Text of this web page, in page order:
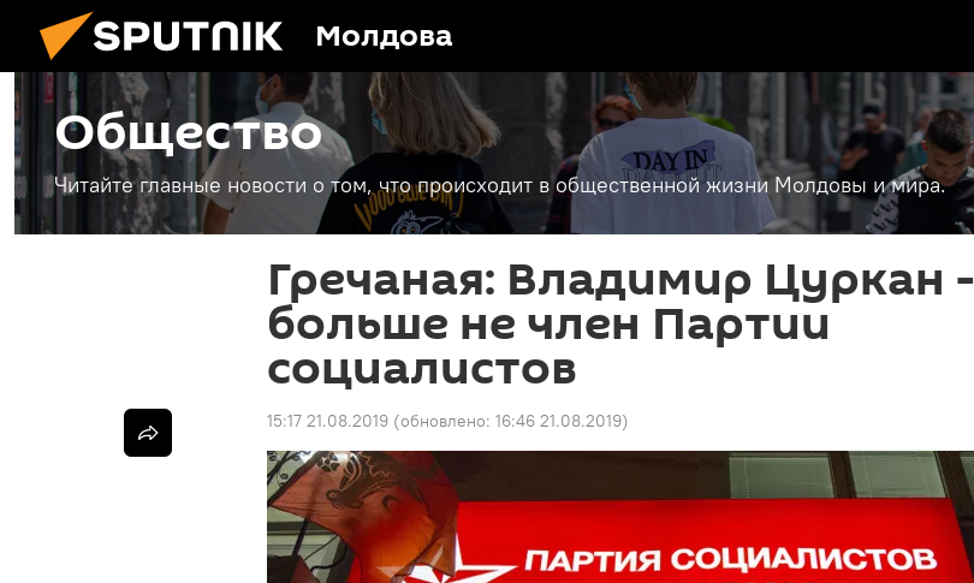
Молдова
Общество
Читайте главные новости о том, что происходит в общественной жизни Молдовы и мира.
Гречаная: Владимир Цуркан -
больше не член Партии
социалистов
15:17 21.08.2019 (обновлено: 16:46 21.08.2019)